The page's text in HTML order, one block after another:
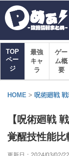
TOP
ペー
ジ
最強
キャ
ラ
ゲー
ム概
要
HOME > 呪術廻戦
【呪術廻戦
覚醒技性能